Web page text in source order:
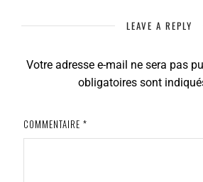
LEAVE A REPLY
Votre adresse e-mail ne sera pas
obligatoires sont
COMMENTAIRE *